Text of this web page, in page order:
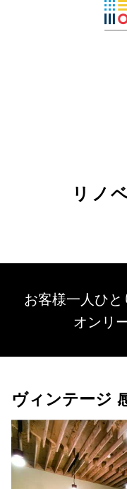
リノ
お客様一人ひ
オンリ
ヴィンテージ